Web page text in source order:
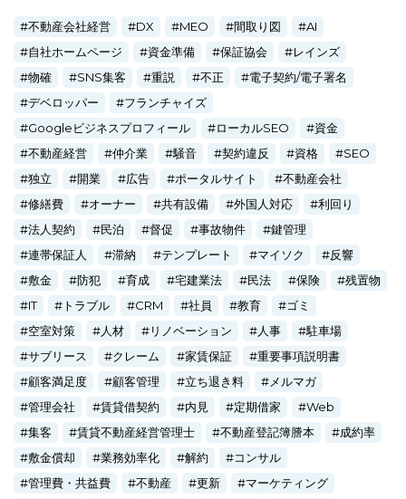
不動産会社経営 DX MEO 間取り図
AI
自社ホームページ
資金準備 保証協会
レインズ
物確
SNS集客 重説 不正
電子契約/電子署名
デベロッパー
フランチャイズ
Googleビジネスプロフィール
ローカルSEO
資金
不動産経営
仲介業 騒音 契約違反 資格
SEO
独立
開業 広告 ポータルサイト
不動産会社
修繕費
オーナー 共有設備 外国人対応
利回り
法人契約
民泊 督促 事故物件
鍵管理
連帯保証人
滞納 テンプレート マイソク
反響
敷金
防犯 育成 宅建業法 民法 保険
残置物
IT
トラブル CRM 社員 教育
ゴミ
空室対策
人材 リノベーション 人事
駐車場
サブリース
クレーム 家賃保証
重要事項説明書
顧客満足度
顧客管理 立ち退き料
メルマガ
管理会社
賃貸借契約 内見 定期借家
Web
集客
賃貸不動産経営管理士 不動産登記簿謄本
成約率
敷金償却
業務効率化 解約
コンサル
管理費・共益費
不動産 更新
マーケティング